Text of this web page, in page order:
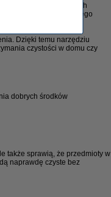
do profesjonalnych
do uzyskania pożądanego
Dzięki temu narzędziu
czystości w domu czy
dobrych środków
także sprawią, że przedmioty w
naprawdę czyste bez